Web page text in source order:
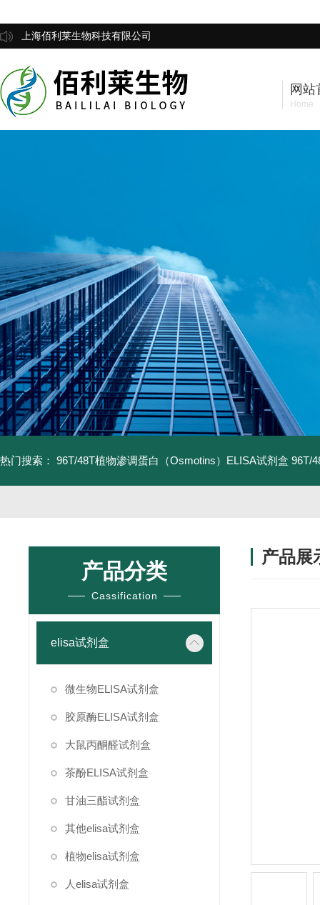
上海佰利莱生物科技有限公司
网站
Home
热门搜索： 96T/48T植物渗调蛋白（Osmotins）ELISA试剂盒 96T/
产品分类
Cassification
elisa试剂盒
微生物ELISA试剂盒
胶原酶ELISA试剂盒
大鼠丙酮醛试剂盒
茶酚ELISA试剂盒
甘油三酯试剂盒
其他elisa试剂盒
植物elisa试剂盒
人elisa试剂盒
产品展